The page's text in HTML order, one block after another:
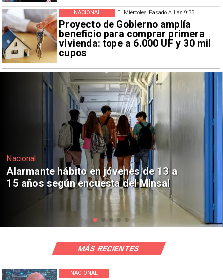
El Miércoles Pasado A Las 9:35
Proyecto de Gobierno amplía
beneficio para comprar primera
vivienda: tope a 6.000 UF y 30 mil
cupos
NACIONAL
Regiones
Aprueban creación del Parque
Sebastián Piñera con inversión de $4
mil millones
NACIONAL
MÁS RECIENTES